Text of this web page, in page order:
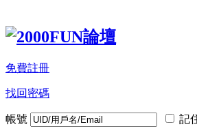
免費註冊
找回密碼
帳號 記